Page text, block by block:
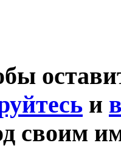
и
своим